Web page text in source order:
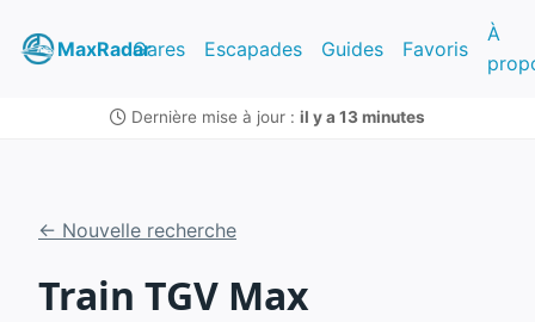
MaxRadarGares Escapades Guides Favoris
À
Dernière mise à jour : il y a 13 minutes
← Nouvelle recherche
Train TGV Max